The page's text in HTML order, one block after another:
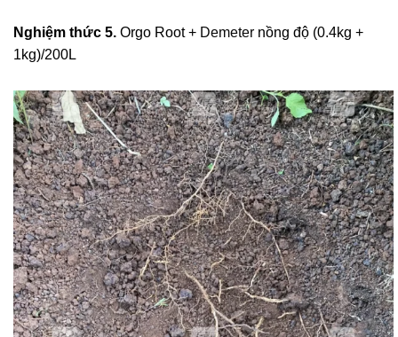
Nghiệm thức 5. Orgo Root + Demeter nồng độ (0.4kg +
1kg)/200L